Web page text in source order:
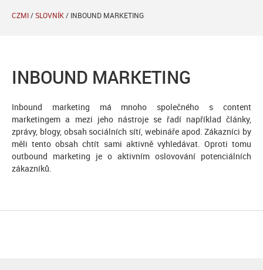
CZMI/SLOVNÍK/ INBOUND MARKETING
INBOUND MARKETING
Inbound marketing má mnoho společného s content
marketingem a mezi jeho nástroje se řadí například články,
zprávy, blogy, obsah sociálních sítí, webináře apod. Zákazníci by
měli tento obsah chtít sami aktivně vyhledávat. Oproti tomu
outbound marketing je o aktivním oslovování potenciálních
zákazníků.